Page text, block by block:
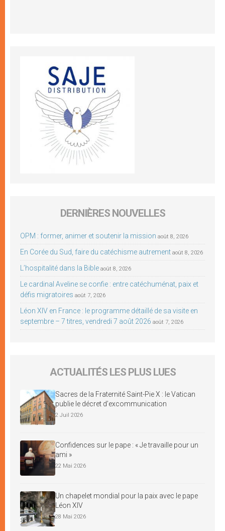
DERNIÈRES NOUVELLES
OPM : former, animer et soutenir la mission août 8, 2026
En Corée du Sud, faire du catéchisme autrement août 8, 2026
L’hospitalité dans la Bible août 8, 2026
Le cardinal Aveline se confie : entre catéchuménat, paix et
défis migratoires août 7, 2026
Léon XIV en France : le programme détaillé de sa visite en
septembre – 7 titres, vendredi 7 août 2026 août 7, 2026
ACTUALITÉS LES PLUS LUES
Sacres de la Fraternité Saint-Pie X : le Vatican
publie le décret d’excommunication
2 Juil 2026
Confidences sur le pape : « Je travaille pour un
ami »
22 Mai 2026
Un chapelet mondial pour la paix avec le pape
Léon XIV
28 Mai 2026